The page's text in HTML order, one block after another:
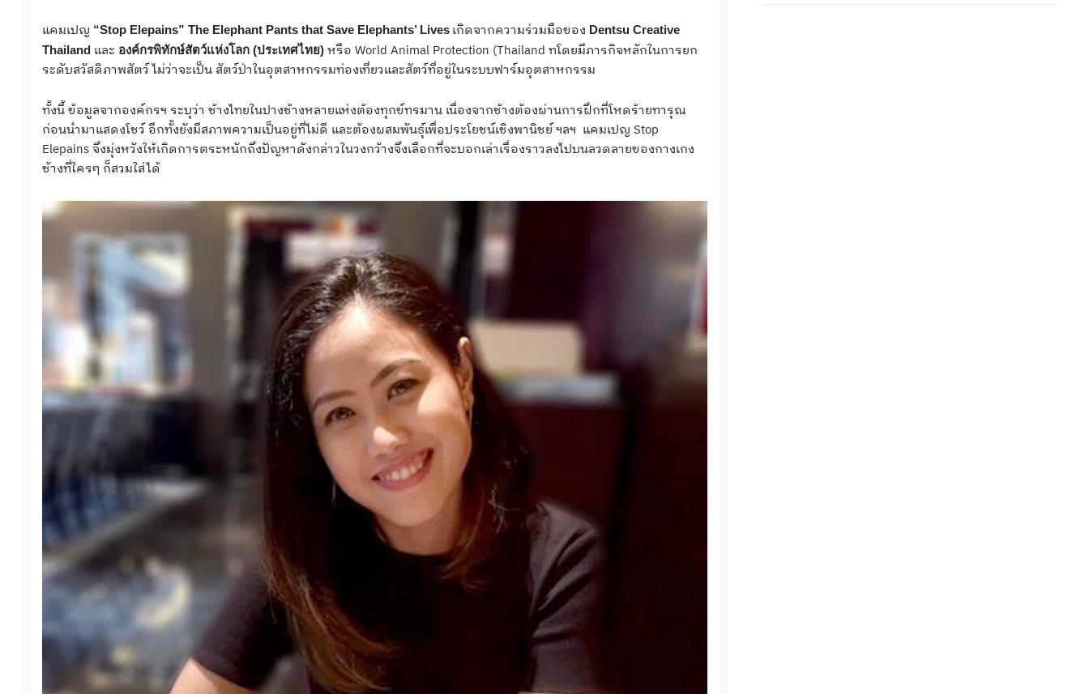
แคมเปญ “Stop Elepains” The Elephant Pants that Save Elephants’ Lives เกิดจากความร่วมมือของ Dentsu Creative
Thailandและ องค์กรพิทักษ์สัตว์แห่งโลก (ประเทศไทย)หรือ World Animal Protection (Thailand ทโดยมีภารกิจหลักในการยก
ระดับสวัสดิภาพสัตว์ ไม่ว่าจะเป็น สัตว์ป่าในอุตสาหกรรมท่องเที่ยวและสัตว์ที่อยู่ในระบบฟาร์มอุตสาหกรรม
ทั้งนี้ ข้อมูลจากองค์กรฯ ระบุว่า ช้างไทยในปางช้างหลายแห่งต้องทุกข์ทรมาน เนื่องจากช้างต้องผ่านการฝึกที่โหดร้ายทารุณ
ก่อนนำมาแสดงโชว์ อีกทั้งยังมีสภาพความเป็นอยู่ที่ไม่ดี และต้องผสมพันธุ์เพื่อประโยชน์เชิงพานิชย์ ฯลฯ แคมเปญ Stop
Elepains จึงมุ่งหวังให้เกิดการตระหนักถึงปัญหาดังกล่าวในวงกว้างจึงเลือกที่จะบอกเล่าเรื่องราวลงไปบนลวดลายของกางเกง
ช้างที่ใครๆ ก็สวมใส่ได้